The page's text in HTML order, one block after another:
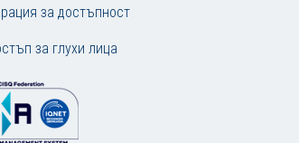
за достъпност
за глухи лица